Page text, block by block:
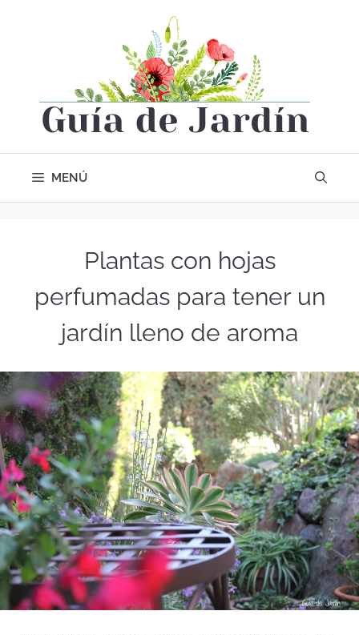
MENÚ
Plantas con hojas
perfumadas para tener un
jardín lleno de aroma